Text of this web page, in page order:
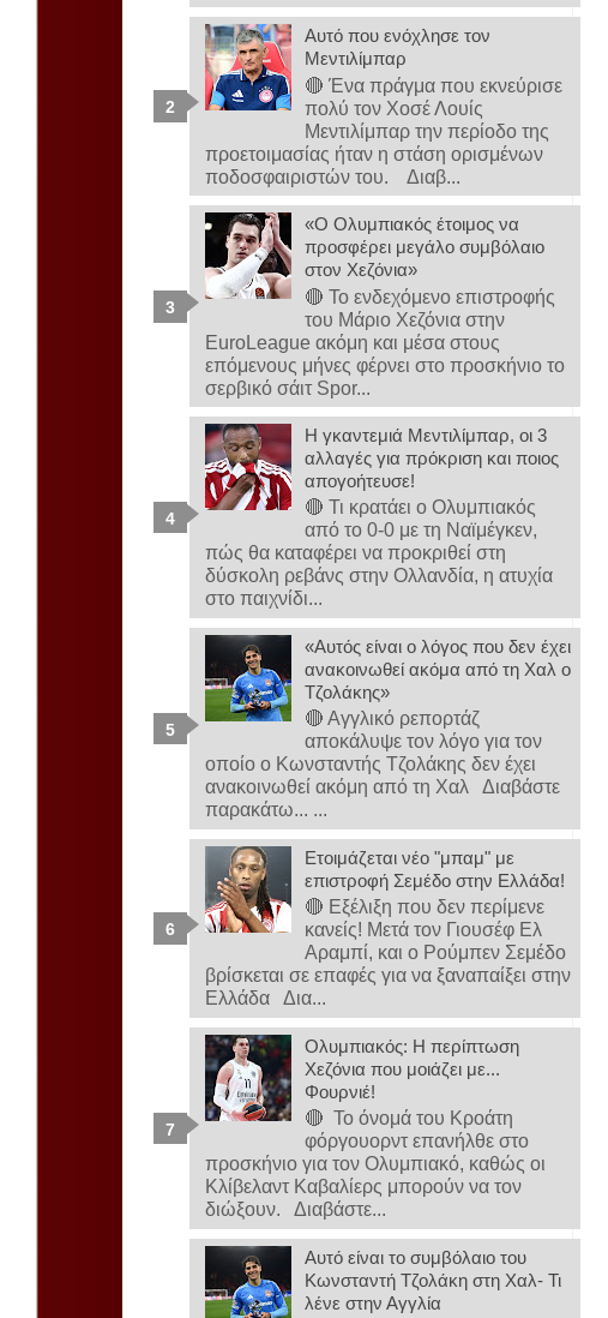
Αυτό που ενόχλησε τον
Μεντιλίμπαρ
🔴 Ένα πράγμα που εκνεύρισε
πολύ τον Χοσέ Λουίς
Μεντιλίμπαρ την περίοδο της
προετοιμασίας ήταν η στάση ορισμένων
ποδοσφαιριστών του. Διαβ...
«Ο Ολυμπιακός έτοιμος να
προσφέρει μεγάλο συμβόλαιο
στον Χεζόνια»
🔴 Το ενδεχόμενο επιστροφής
του Μάριο Χεζόνια στην
EuroLeague ακόμη και μέσα στους
επόμενους μήνες φέρνει στο προσκήνιο το
σερβικό σάιτ Spor...
Η γκαντεμιά Μεντιλίμπαρ, οι 3
αλλαγές για πρόκριση και ποιος
απογοήτευσε!
🔴 Τι κρατάει ο Ολυμπιακός
από το 0-0 με τη Ναϊμέγκεν,
πώς θα καταφέρει να προκριθεί στη
δύσκολη ρεβάνς στην Ολλανδία, η ατυχία
στο παιχνίδι...
«Αυτός είναι ο λόγος που δεν έχει
ανακοινωθεί ακόμα από τη Χαλ ο
Τζολάκης»
🔴 Αγγλικό ρεπορτάζ
αποκάλυψε τον λόγο για τον
οποίο ο Κωνσταντής Τζολάκης δεν έχει
ανακοινωθεί ακόμη από τη Χαλ Διαβάστε
παρακάτω... ...
Ετοιμάζεται νέο "μπαμ" με
επιστροφή Σεμέδο στην Ελλάδα!
🔴 Εξέλιξη που δεν περίμενε
κανείς! Μετά τον Γιουσέφ Ελ
Αραμπί, και ο Ρούμπεν Σεμέδο
βρίσκεται σε επαφές για να ξαναπαίξει στην
Ελλάδα Δια...
Ολυμπιακός: Η περίπτωση
Χεζόνια που μοιάζει με...
Φουρνιέ!
🔴 Το όνομά του Κροάτη
φόργουορντ επανήλθε στο
προσκήνιο για τον Ολυμπιακό, καθώς οι
Κλίβελαντ Καβαλίερς μπορούν να τον
διώξουν. Διαβάστε...
Αυτό είναι το συμβόλαιο του
Κωνσταντή Τζολάκη στη Χαλ- Τι
λένε στην Αγγλία